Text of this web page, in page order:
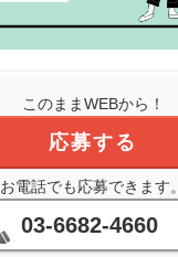
このままWEBから！
応募する
お電話でも応募できます。
03-6682-4660